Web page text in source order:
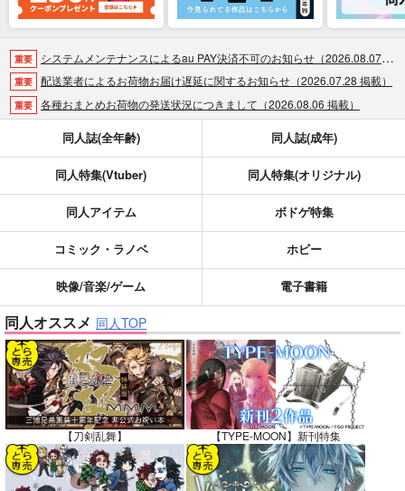
重要 システムメンテナンスによるau PAY決済不可のお知らせ（2026.08.07 掲載）
重要 配送業者によるお荷物お届け遅延に関するお知らせ（2026.07.28 掲載）
重要 各種おまとめお荷物の発送状況につきまして（2026.08.06 掲載）
おまとめサイクル「定期便(月2)」一般会員様の利用再開のお知らせ（2026.02.05 掲載）
重要 「とらのあな×駿河屋日本橋乙女同人誌館」通販店頭受取サービス開始のお知らせ（2026.01.05 更新｜2025.12.30 掲載）
【2025/12/1より】「通販ポイント⇒とらコイン変換キャンペーン」終了のお知らせ（2025.11.21 掲載）
個人情報保護方針の改定について（2025.09.19 更新｜2025.08.01 掲載）
重要 ポイント付与・管理体制改定のお知らせ（2024.11.20 掲載）
全てのお知らせを見る
同人誌(全年齢) 同人誌(成年)
同人特集(Vtuber) 同人特集(オリジナル)
同人アイテム ボドゲ特集
コミック・ラノベ ホビー
映像/音楽/ゲーム 電子書籍
同人オススメ 同人TOP
【刀剣乱舞】 【TYPE-MOON】新刊特集